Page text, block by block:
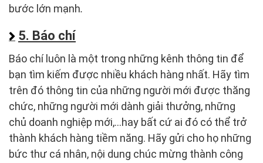
bước lớn mạnh.
5. Báo chí
Báo chí luôn là một trong những kênh thông tin để
bạn tìm kiếm được nhiều khách hàng nhất. Hãy tìm
trên đó thông tin của những người mới được thăng
chức, những người mới dành giải thưởng, những
chủ doanh nghiệp mới,…hay bất cứ ai đó có thể trở
thành khách hàng tiềm năng. Hãy gửi cho họ những
bức thư cá nhân, nội dung chúc mừng thành công